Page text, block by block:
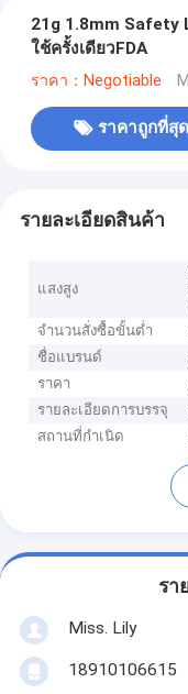
21g 1.8mm Safety
ใช้ครั้งเดียวFDA
ราคา：Negotiable
ราคาถูกที่สุด
รายละเอียดสินค้า
แสงสูง
จำนวนสั่งซื้อขั้นต่ำ
ชื่อแบรนด์
ราคา
รายละเอียดการบรรจุ
สถานที่กำเนิด
รา
Miss. Lily
18910106615